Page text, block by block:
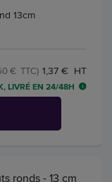
13cm
1,37 € HT
€ TTC)
LIVRÉ EN 24/48H
ronds - 13 cm